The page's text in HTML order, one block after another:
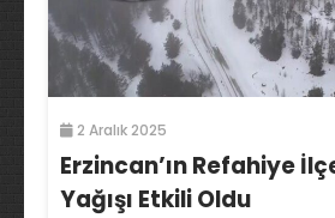
2 Aralık 2025
Erzincan’ın Refahiye
Yağışı Etkili Oldu